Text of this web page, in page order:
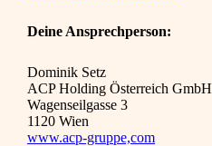
Deine Ansprechperson:
Dominik Setz
ACP Holding Österreich GmbH
Wagenseilgasse 3
1120 Wien
www.acp-gruppe,com